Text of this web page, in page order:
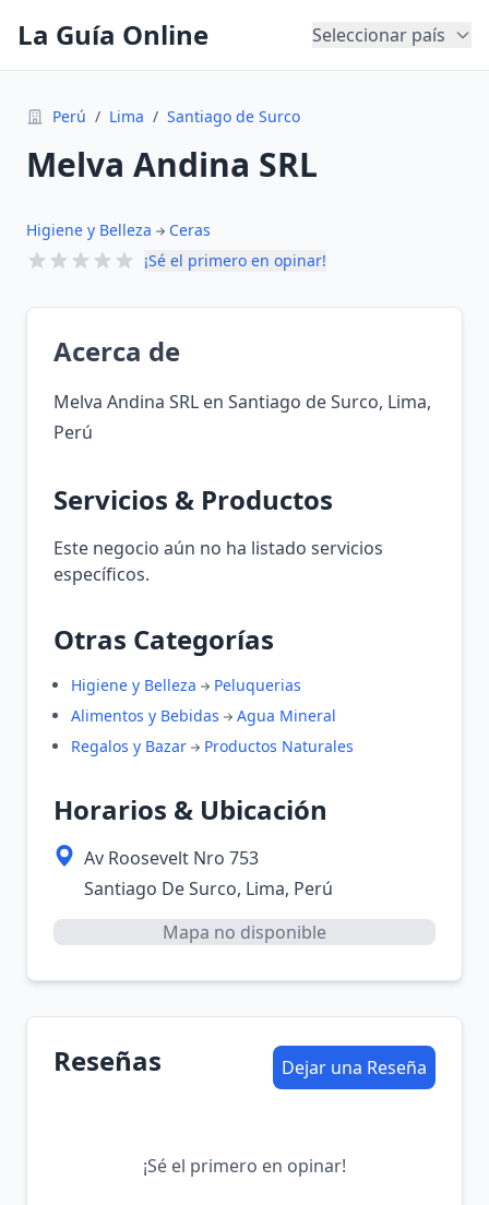
La Guía Online Seleccionar país
Perú / Lima / Santiago de Surco
Melva Andina SRL
Higiene y Belleza
Ceras
¡Sé el primero en opinar!
Acerca de
Melva Andina SRL en Santiago de Surco, Lima,
Perú
Servicios & Productos
Este negocio aún no ha listado servicios
específicos.
Otras Categorías
Higiene y Belleza
Peluquerias
Alimentos y Bebidas
Agua Mineral
Regalos y Bazar
Productos Naturales
Horarios & Ubicación
Av Roosevelt Nro 753
Santiago De Surco, Lima, Perú
Mapa no disponible
Reseñas Dejar una Reseña
¡Sé el primero en opinar!